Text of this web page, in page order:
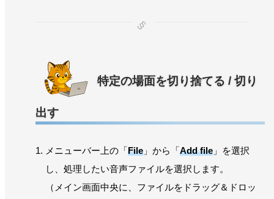
特定の場面を切り捨てる / 切り
出す
メニューバー上の「File 」から「Add file 」を選択
し、処理したい音声ファイルを選択します。
（メイン画面中央に、ファイルをドラッグ＆ドロッ